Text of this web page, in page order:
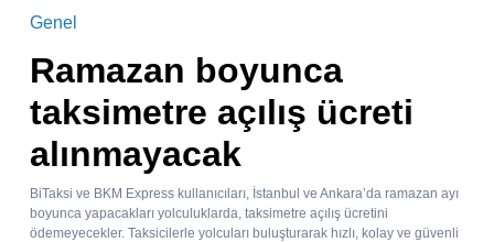
Genel
Ramazan boyunca
taksimetre açılış ücreti
alınmayacak
BiTaksi ve BKM Express kullanıcıları, İstanbul ve Ankara’da ramazan ayı
boyunca yapacakları yolculuklarda, taksimetre açılış ücretini
ödemeyecekler. Taksicilerle yolcuları buluşturarak hızlı, kolay ve güvenli